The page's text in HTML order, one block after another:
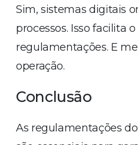
Sim, sistemas digitais
processos. Isso facilita
regulamentações. E
operação.
Conclusão
As regulamentações